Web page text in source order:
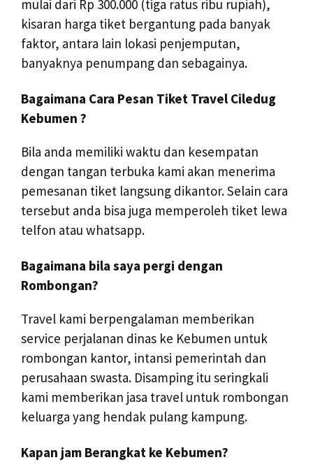
mulai dari Rp 300.000 (tiga ratus ribu rupiah),
kisaran harga tiket bergantung pada banyak
faktor, antara lain lokasi penjemputan,
banyaknya penumpang dan sebagainya.
Bagaimana Cara Pesan Tiket Travel Ciledug
Kebumen ?
Bila anda memiliki waktu dan kesempatan
dengan tangan terbuka kami akan menerima
pemesanan tiket langsung dikantor. Selain cara
tersebut anda bisa juga memperoleh tiket lewa
telfon atau whatsapp.
Bagaimana bila saya pergi dengan
Rombongan?
Travel kami berpengalaman memberikan
service perjalanan dinas ke Kebumen untuk
rombongan kantor, intansi pemerintah dan
perusahaan swasta. Disamping itu seringkali
kami memberikan jasa travel untuk rombongan
keluarga yang hendak pulang kampung.
Kapan jam Berangkat ke Kebumen?